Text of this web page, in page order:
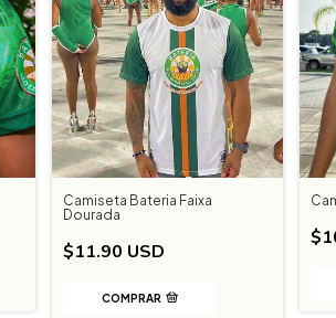
Camiseta Bateria Faixa
Dourada
$11.90 USD
COMPRAR